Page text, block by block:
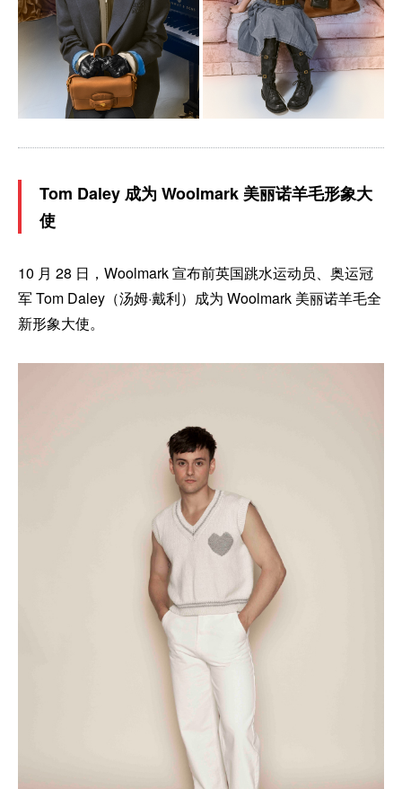
Tom Daley 成为 Woolmark 美丽诺羊毛形象大
使
10 月 28 日，Woolmark 宣布前英国跳水运动员、奥运冠
军 Tom Daley（汤姆·戴利）成为 Woolmark 美丽诺羊毛全
新形象大使。